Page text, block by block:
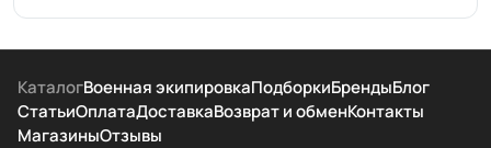
КаталогВоенная экипировкаПодборкиБрендыБлог
СтатьиОплатаДоставкаВозврат и обменКонтакты
МагазиныОтзывы